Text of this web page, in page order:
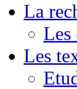
La
Les
Les